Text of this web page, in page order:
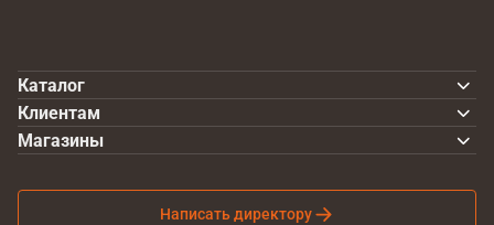
Каталог
Клиентам
Написать директору
Магазины